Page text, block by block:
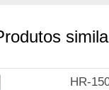
HR-